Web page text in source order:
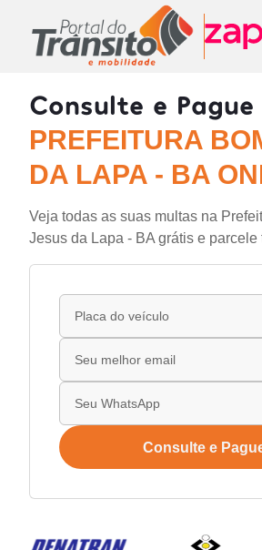
Consulte e Pague
PREFEITURA
DA LAPA - BA
Veja todas as suas multas na
Jesus da Lapa - BA grátis e parcele
Consulte e